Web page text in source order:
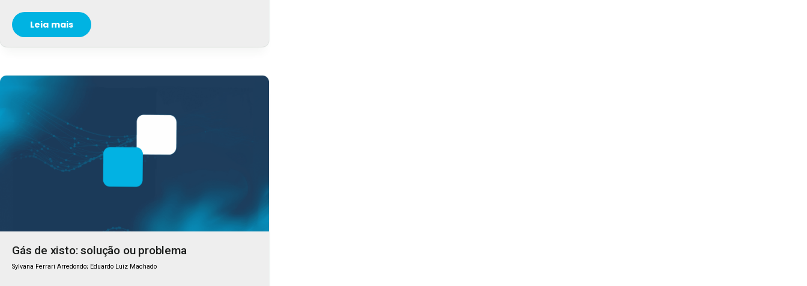
Leia mais
Gás de xisto: solução ou problema
Sylvana Ferrari Arredondo; Eduardo Luiz Machado